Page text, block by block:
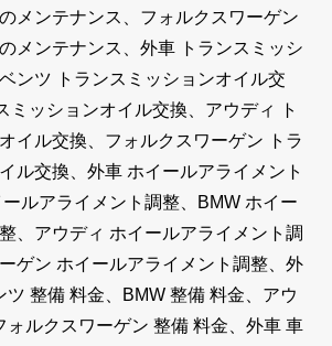
メンテナンス、フォルクスワーゲン
メンテナンス、外車 トランスミッシ
ンツ トランスミッションオイル交
ミッションオイル交換、アウディ ト
イル交換、フォルクスワーゲン トラ
ル交換、外車 ホイールアライメント
ルアライメント調整、BMW ホイー
、アウディ ホイールアライメント調
ゲン ホイールアライメント調整、外
ツ 整備 料金、BMW 整備 料金、アウ
ォルクスワーゲン 整備 料金、外車 車